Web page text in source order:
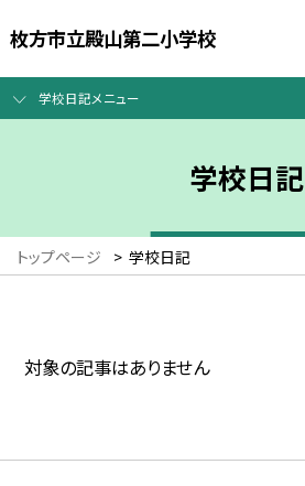
枚方市立殿山第二小学校
学校日記メニュー
学校日記
トップページ > 学校日記
対象の記事はありません